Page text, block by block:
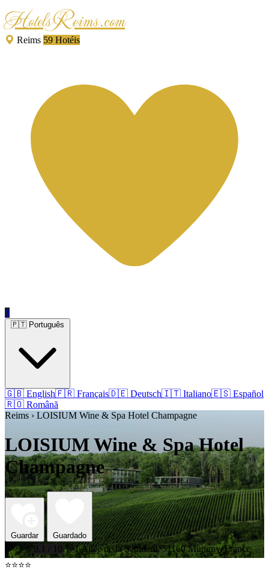
HotelsReims.com
Reims 59 Hotéis
0
🇬🇧 English🇫🇷 Français🇩🇪 Deutsch🇮🇹 Italiano🇪🇸 Español
🇷🇴 Română
Reims › LOISIUM Wine & Spa Hotel Champagne
LOISIUM Wine & Spa Hotel
Champagne
Guardar Guardado
⭐⭐⭐⭐ 9.1 / 10
1 Allée de la Sapinère, 51160 Mutigny, France
⭐⭐⭐⭐